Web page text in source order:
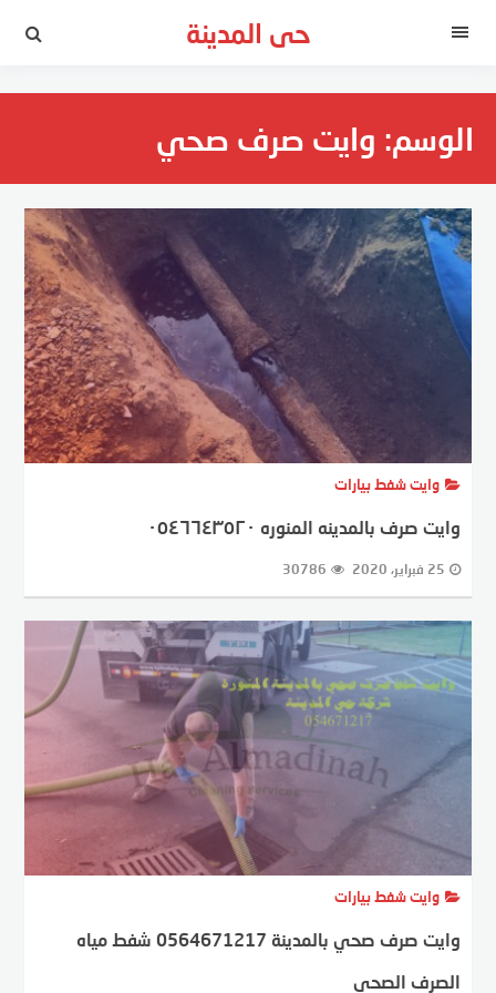
القائمة حى المدينة
الوسم: وايت صرف صحي
وايت شفط بيارات
وايت صرف بالمدينه المنوره ٠٥٤٦٦٤٣٥٢٠
25 فبراير، 2020 30786
وايت شفط بيارات
وايت صرف صحي بالمدينة 0564671217 شفط مياه
الصرف الصحي